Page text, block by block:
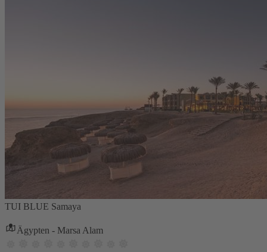
TUI BLUE Samaya
Ägypten - Marsa Alam